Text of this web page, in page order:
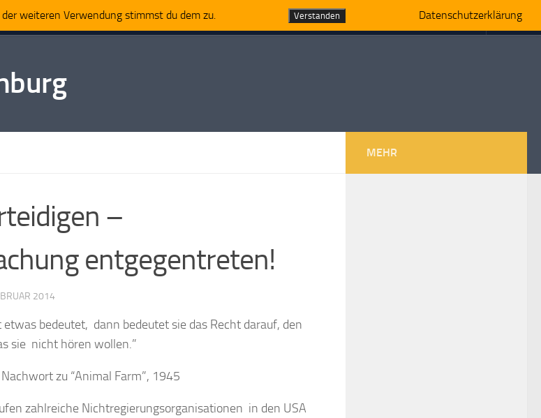
–
entgegentreten!
2014
etwas bedeutet, dann bedeutet sie das Recht darauf, den
sie nicht hören wollen.”
zu “Animal Farm”, 1945
zahlreiche Nichtregierungsorganisationen in den USA
MEHR
weiteren Verwendung stimmst du dem zu. Verstanden Datenschutzerklärung